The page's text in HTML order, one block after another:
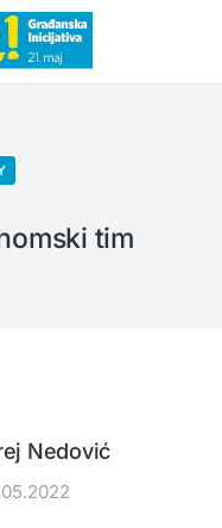
tim
Nedović